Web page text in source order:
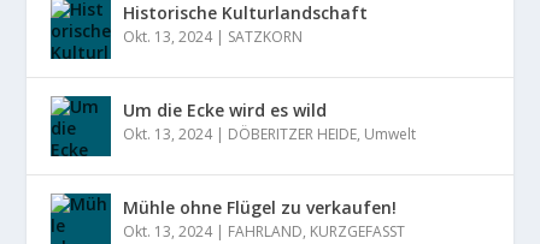
Historische Kulturlandschaft
Okt. 13, 2024| SATZKORN
Um die Ecke wird es wild
Okt. 13, 2024| DÖBERITZER HEIDE, Umwelt
Mühle ohne Flügel zu verkaufen!
Okt. 13, 2024| FAHRLAND, KURZGEFASST